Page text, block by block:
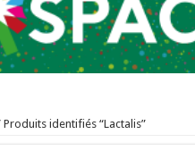
Au sommaire de GTM
Aidez-nous à
Au sommaire de GTM
À l’est, un nouveau
Produits identifiés “Lactalis”